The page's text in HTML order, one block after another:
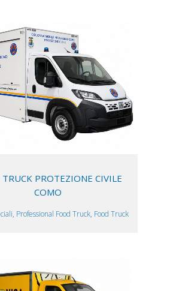
PROTEZIONE CIVILE
COMO
Professional Food Truck, Food Truck